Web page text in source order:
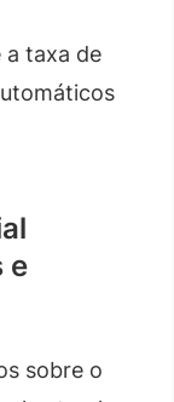
a taxa de
e
sobre o